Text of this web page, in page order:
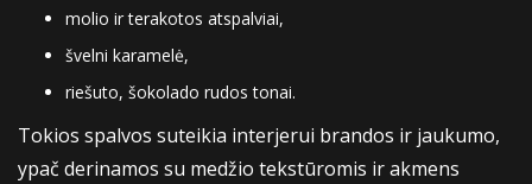
molio ir terakotos atspalviai,
švelni karamelė,
riešuto, šokolado rudos tonai.
Tokios spalvos suteikia interjerui brandos ir jaukumo,
ypač derinamos su medžio tekstūromis ir akmens